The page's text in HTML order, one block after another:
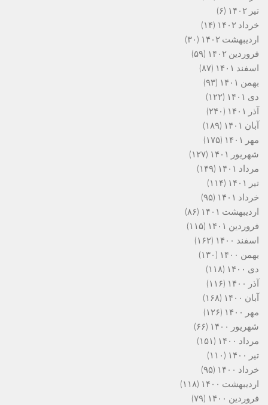
تیر ۱۴۰۲
(۶)
خرداد ۱۴۰۲
(۱۴)
اردیبهشت ۱۴۰۲
(۳۰)
فروردین ۱۴۰۲
(۵۹)
اسفند ۱۴۰۱
(۸۷)
بهمن ۱۴۰۱
(۹۳)
دی ۱۴۰۱
(۱۲۲)
آذر ۱۴۰۱
(۲۴۰)
آبان ۱۴۰۱
(۱۸۹)
مهر ۱۴۰۱
(۱۷۵)
شهریور ۱۴۰۱
(۱۲۷)
مرداد ۱۴۰۱
(۱۴۹)
تیر ۱۴۰۱
(۱۱۴)
خرداد ۱۴۰۱
(۹۵)
اردیبهشت ۱۴۰۱
(۸۶)
فروردین ۱۴۰۱
(۱۱۵)
اسفند ۱۴۰۰
(۱۶۲)
بهمن ۱۴۰۰
(۱۳۰)
دی ۱۴۰۰
(۱۱۸)
آذر ۱۴۰۰
(۱۱۶)
آبان ۱۴۰۰
(۱۶۸)
مهر ۱۴۰۰
(۱۲۶)
شهریور ۱۴۰۰
(۶۶)
مرداد ۱۴۰۰
(۱۵۱)
تیر ۱۴۰۰
(۱۱۰)
خرداد ۱۴۰۰
(۹۵)
اردیبهشت ۱۴۰۰
(۱۱۸)
فروردین ۱۴۰۰
(۷۹)